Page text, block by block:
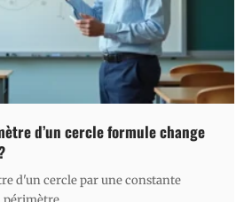
d’un cercle formule change
d'un cercle par une constante